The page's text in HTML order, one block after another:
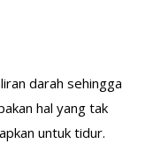
darah sehingga
hal yang tak
untuk tidur.